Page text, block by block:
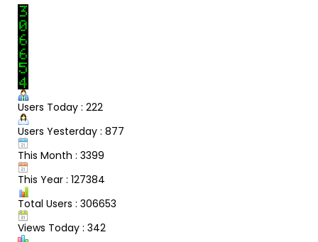
Users Today : 222
Users Yesterday : 877
This Month : 3399
This Year : 127384
Total Users : 306653
Views Today : 342